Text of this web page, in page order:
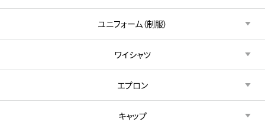
ユニフォーム（制服）
ワイシャツ
エプロン
キャップ